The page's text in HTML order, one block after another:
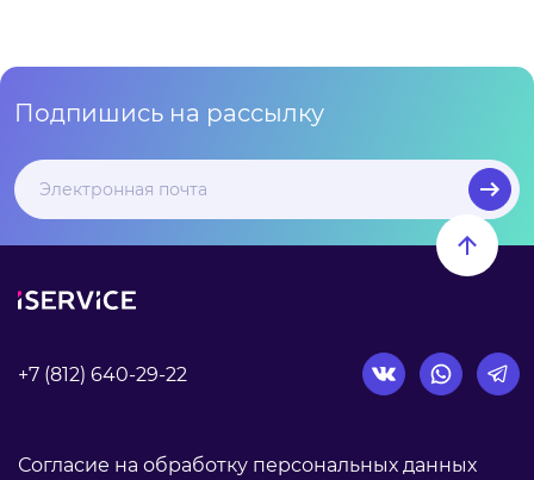
Подпишись на рассылку
+7 (812) 640-29-22
Согласие на обработку персональных данных